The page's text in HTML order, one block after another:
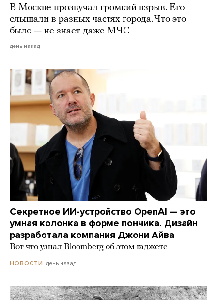
В Москве прозвучал громкий взрыв. Его
слышали в разных частях города. Что это
было — не знает даже МЧС
день назад
Секретное ИИ-устройство OpenAI — это
умная колонка в форме пончика. Дизайн
разработала компания Джони Айва
Вот что узнал Bloomberg об этом гаджете
НОВОСТИ день назад